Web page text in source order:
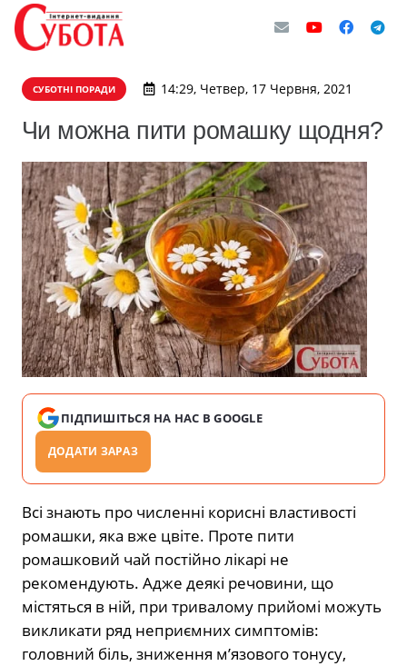
СУБОТНІ ПОРАДИ 14:29, Четвер, 17 Червня, 2021
Чи можна пити ромашку щодня?
ПІДПИШІТЬСЯ НА НАС В GOOGLE
ДОДАТИ ЗАРАЗ
Всі знають про численні корисні властивості
ромашки, яка вже цвіте. Проте пити
ромашковий чай постійно лікарі не
рекомендують. Адже деякі речовини, що
містяться в ній, при тривалому прийомі можуть
викликати ряд неприємних симптомів:
головний біль, зниження м’язового тонусу,